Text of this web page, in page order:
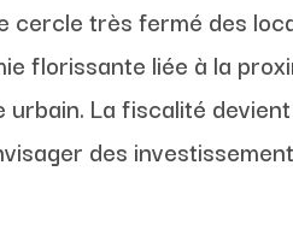
très fermé des
florissante liée à la
La fiscalité
des